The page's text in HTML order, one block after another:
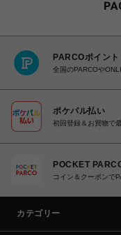
PARCOポイント
全国のPARCOや
ポケパル払い
初回登録＆お買物で
POCKET
コイン＆クーポンで
カテゴリー